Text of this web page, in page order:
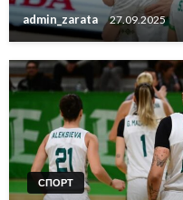
admin_zarata 27.09.2025
СПОРТ